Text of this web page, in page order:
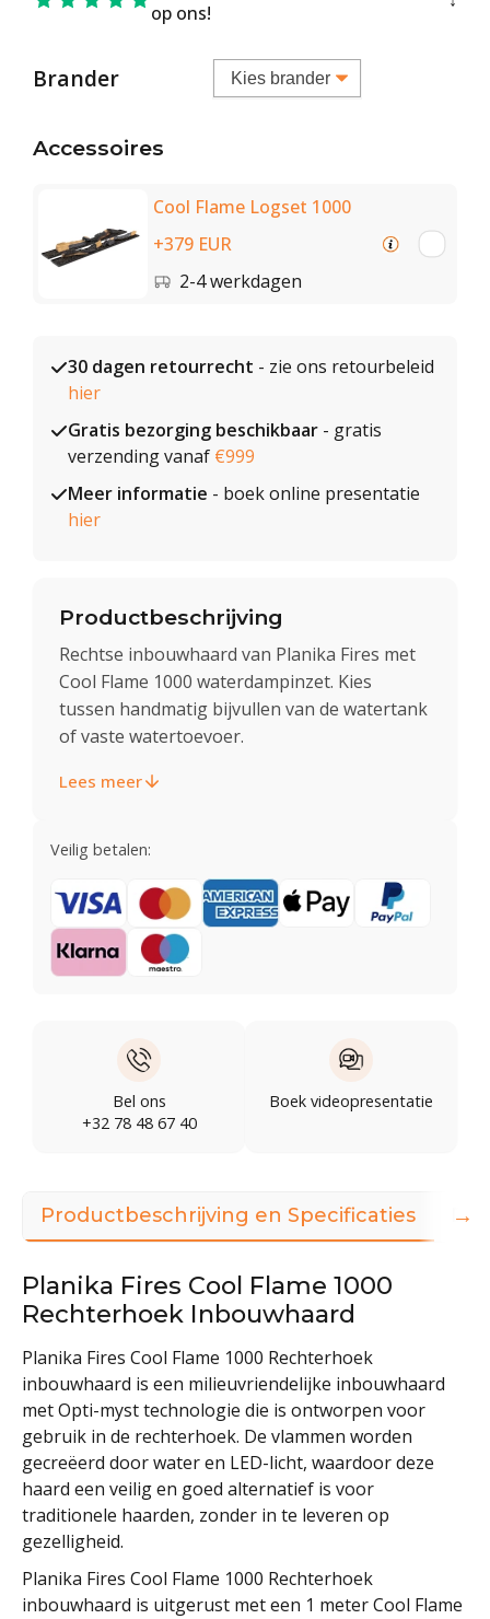
op ons!
Brander
Accessoires
Cool Flame Logset 1000
+379 EUR
2-4 werkdagen
30 dagen retourrecht - zie ons retourbeleid
hier
Gratis bezorging beschikbaar - gratis
verzending vanaf €999
Meer informatie - boek online presentatie
hier
Productbeschrijving
Rechtse inbouwhaard van Planika Fires met
Cool Flame 1000 waterdampinzet. Kies
tussen handmatig bijvullen van de watertank
of vaste watertoevoer.
Lees meer
Veilig betalen:
Bel ons
+32 78 48 67 40
Boek videopresentatie
Productbeschrijving en Specificaties
Planika Fires Cool Flame 1000
Rechterhoek Inbouwhaard
Planika Fires Cool Flame 1000 Rechterhoek
inbouwhaard is een milieuvriendelijke inbouwhaard
met Opti-myst technologie die is ontworpen voor
gebruik in de rechterhoek. De vlammen worden
gecreëerd door water en LED-licht, waardoor deze
haard een veilig en goed alternatief is voor
traditionele haarden, zonder in te leveren op
gezelligheid.
Planika Fires Cool Flame 1000 Rechterhoek
inbouwhaard is uitgerust met een 1 meter Cool Flame
→